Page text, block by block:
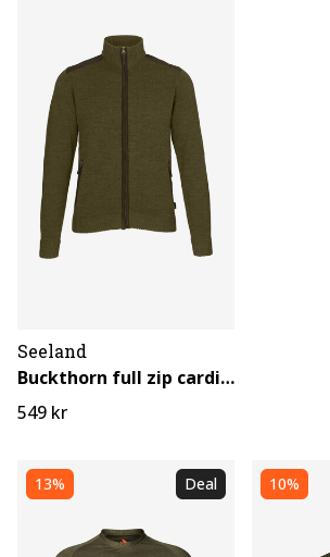
Seeland
Buckthorn full zip cardigan
549 kr
13% Deal 10%